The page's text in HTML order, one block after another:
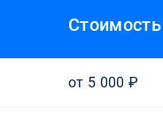
Стоимость
от 5 000 ₽